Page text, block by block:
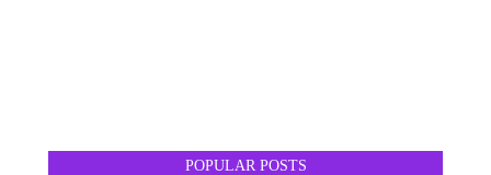
POPULAR POSTS